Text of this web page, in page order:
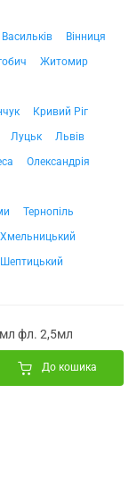
Васильків
Вінниця
Житомир
Кривий Ріг
Луцьк
Львів
Олександрія
Тернопіль
Хмельницький
Шептицький
фл. 2,5мл
До кошика